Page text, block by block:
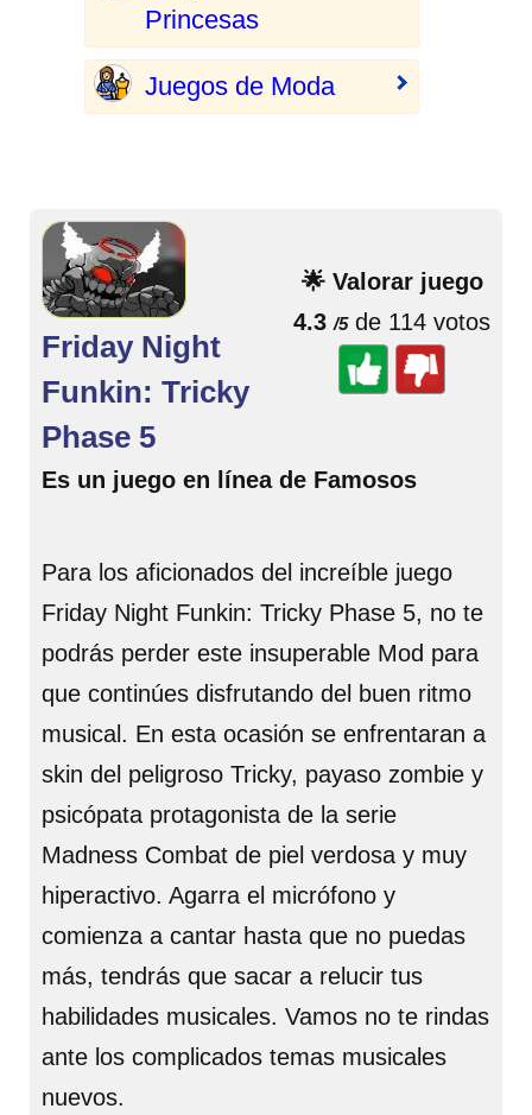
Princesas
Juegos de Moda
🌟 Valorar juego
4.3 /5de 114 votos
Friday Night
Funkin: Tricky
Phase 5
Es un juego en línea de Famosos
Para los aficionados del increíble juego
Friday Night Funkin: Tricky Phase 5, no te
podrás perder este insuperable Mod para
que continúes disfrutando del buen ritmo
musical. En esta ocasión se enfrentaran a
skin del peligroso Tricky, payaso zombie y
psicópata protagonista de la serie
Madness Combat de piel verdosa y muy
hiperactivo. Agarra el micrófono y
comienza a cantar hasta que no puedas
más, tendrás que sacar a relucir tus
habilidades musicales. Vamos no te rindas
ante los complicados temas musicales
nuevos.